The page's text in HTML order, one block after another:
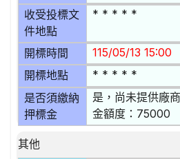
收受投標文
件地點
* * * * *
開標時間 115/05/13 15:00
開標地點 * * * * *
是否須繳納
押標金
是，尚未提供廠
金額度：75000
其他